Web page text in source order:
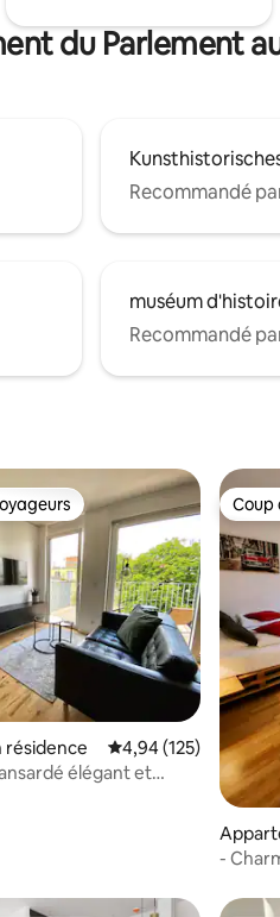
du Parlement
Recommandé
muséum
Recommandé
de 112 commentaires : 4,92 sur 5
Évaluation moyenne
4,94 (125)
élégant et
Coup
-